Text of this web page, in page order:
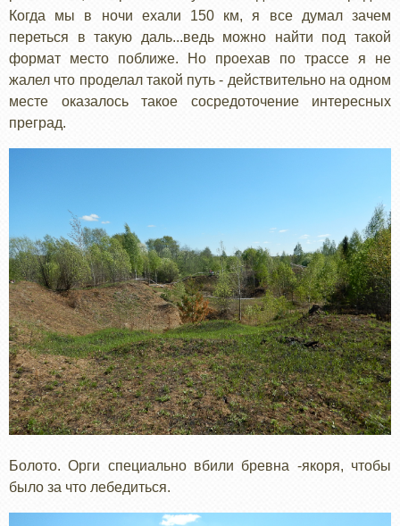
Когда мы в ночи ехали 150 км, я все думал зачем
переться в такую даль...ведь можно найти под такой
формат место поближе. Но проехав по трассе я не
жалел что проделал такой путь - действительно на одном
месте оказалось такое сосредоточение интересных
преград.
Болото. Орги специально вбили бревна -якоря, чтобы
было за что лебедиться.